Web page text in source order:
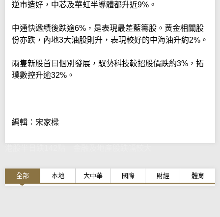
逆市造好，中芯及華虹半導體都升近9%。
中通快遞績後跌逾6%，是表現最差藍籌股。黃金相關股
份亦跌，內地3大油股則升，表現較好的中海油升約2%。
兩隻新股首日個別發展，馭勢科技較招股價跌約3%，拓
璞數控升逾32%。
編輯：宋家樑
全部 本地 大中華 國際 財經 體育